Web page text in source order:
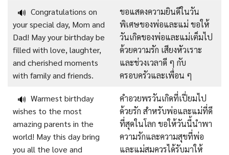
🔊 Congratulations on
your special day, Mom and
Dad! May your birthday be
filled with love, laughter,
and cherished moments
with family and friends.
ขอแสดงความยินดีในวัน
พิเศษของพ่อและแม่ ขอให้
วันเกิดของพ่อและแม่เต็มไป
ด้วยความรัก เสียงหัวเราะ
และช่วงเวลาดี ๆ กับ
ครอบครัวและเพื่อน ๆ
🔊 Warmest birthday
wishes to the most
amazing parents in the
world! May this day bring
you all the love and
คำอวยพรวันเกิดที่เปี่ยมไป
ด้วยรัก สำหรับพ่อและแม่ที่ดี
ที่สุดในโลก ขอให้วันนี้นำพา
ความรักและความสุขที่พ่อ
และแม่สมควรได้รับมาให้